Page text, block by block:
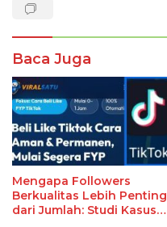
Baca Juga
Mengapa Followers
Berkualitas Lebih Penting
dari Jumlah: Studi Kasus